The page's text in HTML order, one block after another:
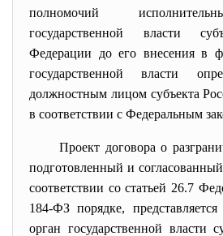
полномочий
государственной власти
Федерации до его внесения в
государственной власти
должностным лицом субъекта
в соответствии с Федеральным
Проект договора о
подготовленный и
соответствии со статьей 26.7
184-ФЗ порядке,
орган государственной власти